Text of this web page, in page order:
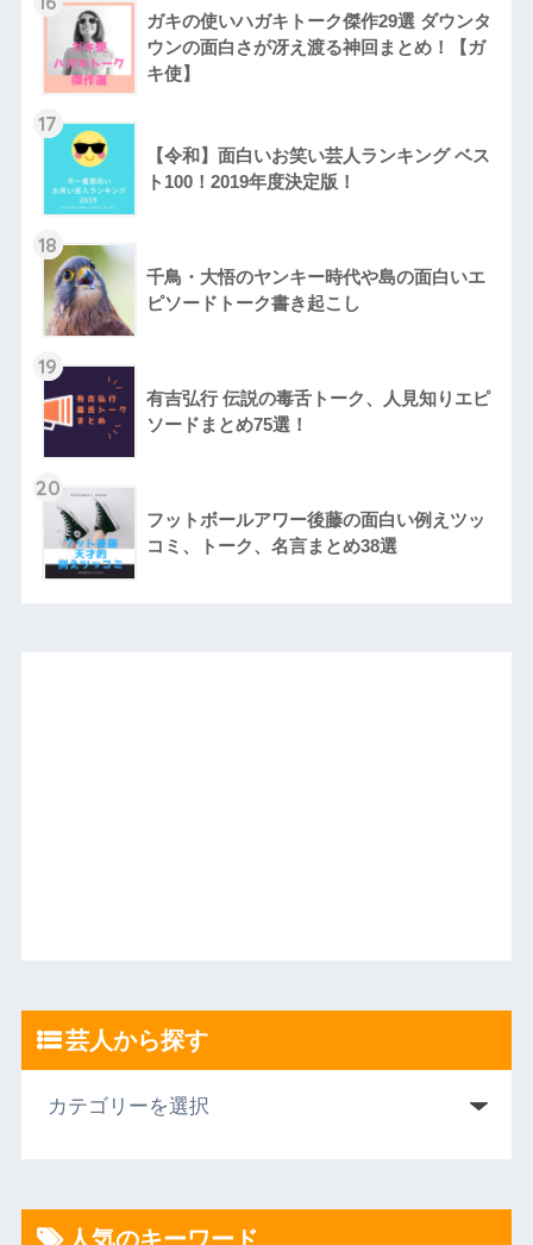
ガキの使いハガキトーク傑作29選 ダウンタ
ウンの面白さが冴え渡る神回まとめ！【ガ
キ使】
17
【令和】面白いお笑い芸人ランキング ベス
ト100！2019年度決定版！
18
千鳥・大悟のヤンキー時代や島の面白いエ
ピソードトーク書き起こし
19
有吉弘行 伝説の毒舌トーク、人見知りエピ
ソードまとめ75選！
20
フットボールアワー後藤の面白い例えツッ
コミ、トーク、名言まとめ38選
芸人から探す
人気のキーワード